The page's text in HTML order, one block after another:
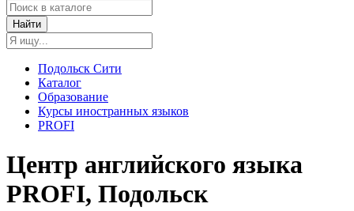
Найти
Подольск Сити
Каталог
Образование
Курсы иностранных языков
PROFI
Центр английского языка
PROFI, Подольск